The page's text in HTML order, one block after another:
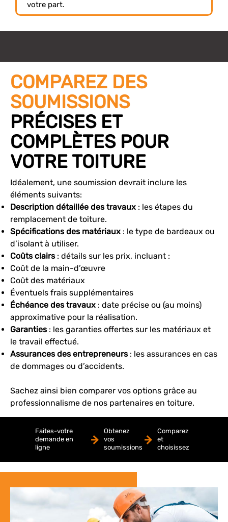
votre part.
COMPAREZ DES
SOUMISSIONS
PRÉCISES ET
COMPLÈTES POUR
VOTRE TOITURE
Idéalement, une soumission devrait inclure les
éléments suivants:
Description détaillée des travaux : les étapes du
remplacement de toiture.
Spécifications des matériaux : le type de bardeaux ou
d’isolant à utiliser.
Coûts clairs: détails sur les prix, incluant :
Coût de la main-d’œuvre
Coût des matériaux
Éventuels frais supplémentaires
Échéance des travaux : date précise ou (au moins)
approximative pour la réalisation.
Garanties: les garanties offertes sur les matériaux et
le travail effectué.
Assurances des entrepreneurs: les assurances en cas
de dommages ou d’accidents.
Sachez ainsi bien comparer vos options grâce au
professionnalisme de nos partenaires en toiture.
Faites-votre
demande en
ligne
Obtenez
vos
soumissions
Comparez
et
choisissez